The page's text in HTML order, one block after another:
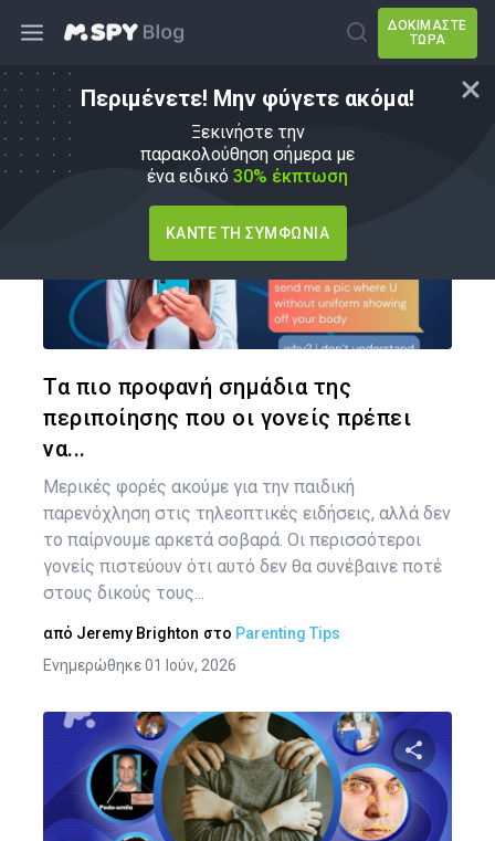
ΔΟΚΙΜΆΣΤΕ
ΤΏΡΑ
Περιμένετε! Μην φύγετε ακόμα!
Ξεκινήστε την
παρακολούθηση σήμερα με
ένα ειδικό 30% έκπτωση
ΚΆΝΤΕ ΤΗ ΣΥΜΦΩΝΊΑ
Συμβουλές γονέων
Τα πιο προφανή σημάδια της
περιποίησης που οι γονείς πρέπει
να...
Μερικές φορές ακούμε για την παιδική
παρενόχληση στις τηλεοπτικές ειδήσεις, αλλά δεν
το παίρνουμε αρκετά σοβαρά. Οι περισσότεροι
γονείς πιστεύουν ότι αυτό δεν θα συνέβαινε ποτέ
στους δικούς τους...
από Jeremy Brighton στο Parenting Tips
Ενημερώθηκε 01 Ιούν, 2026